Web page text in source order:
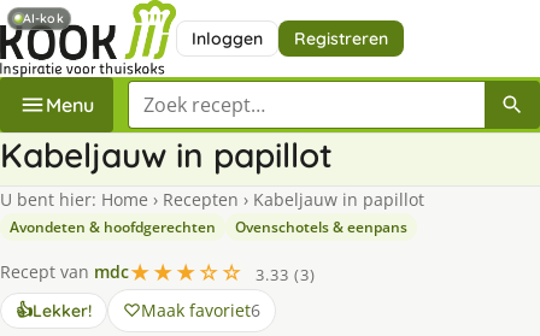
Inloggen Registreren
Menu Zoek een recept
Kabeljauw in papillot
U bent hier: Home › Recepten › Kabeljauw in papillot
Avondeten & hoofdgerechten Ovenschotels & eenpans
Recept van mdc★★★☆☆
3.33 (3)
👍Lekker! Maak favoriet6
AI-kok